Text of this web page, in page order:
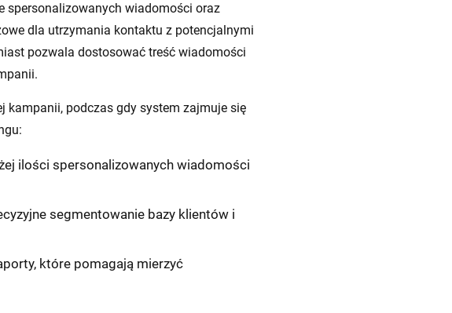
spersonalizowanych wiadomości oraz
dla utrzymania kontaktu z potencjalnymi
pozwala dostosować treść wiadomości
kampanii, podczas gdy system zajmuje się
ilości spersonalizowanych wiadomości
segmentowanie bazy klientów i
które pomagają mierzyć